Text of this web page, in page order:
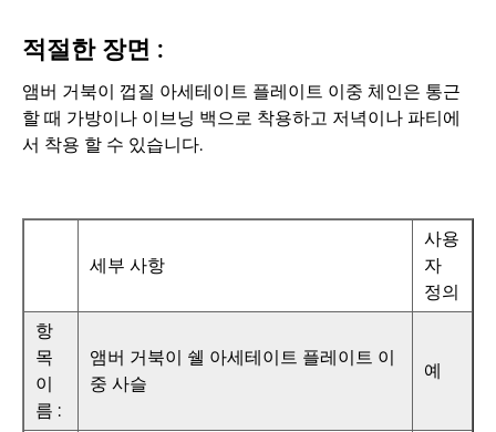
적절한 장면 :
앰버 거북이 껍질 아세테이트 플레이트 이중 체인은 통근
할 때 가방이나 이브닝 백으로 착용하고 저녁이나 파티에
서 착용 할 수 있습니다.
세부 사항
사용
자
정의
항
목
이
름 :
앰버 거북이 쉘 아세테이트 플레이트 이
중 사슬
예